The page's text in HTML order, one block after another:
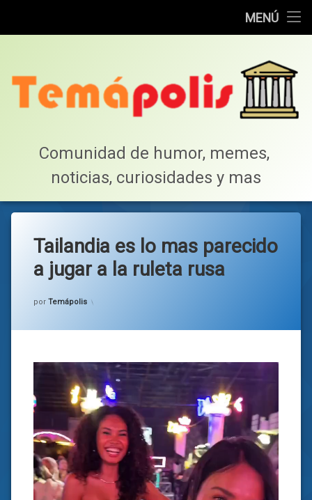
MENÚ
Lista de Megapost
Tabla de puntos
Comunidad de humor, memes,
noticias, curiosidades y mas
Tailandia es lo mas parecido
a jugar a la ruleta rusa
por Temápolis